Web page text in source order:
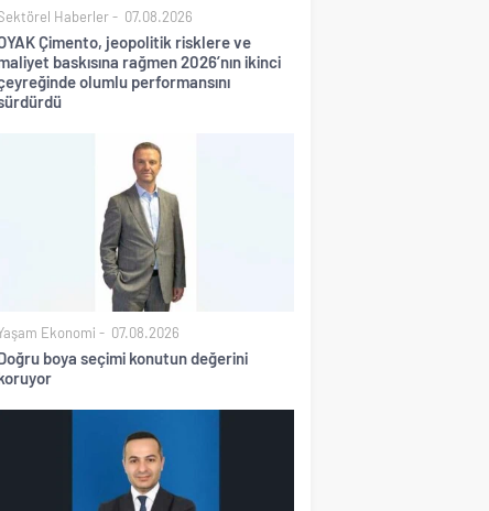
Haberler 07.08.2026
Çimento, jeopolitik risklere ve
baskısına rağmen 2026’nın ikinci
olumlu performansını
Ekonomi 07.08.2026
boya seçimi konutun değerini